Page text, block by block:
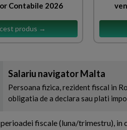
Contabile 2026
produs →
Salariu navigator Malta
Persoana fizica, rezident fiscal in
obligatia de a declara sau plati
fiscale (luna/trimestru),